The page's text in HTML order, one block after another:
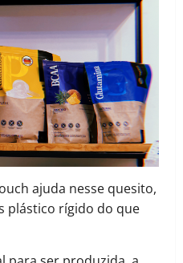
ajuda nesse quesito,
plástico rígido do que